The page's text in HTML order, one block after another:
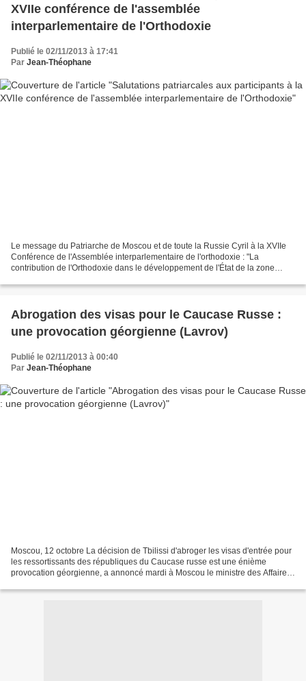
XVIIe conférence de l'assemblée
interparlementaire de l'Orthodoxie
Publié le 02/11/2013 à 17:41
Par Jean-Théophane
Le message du Patriarche de Moscou et de toute la Russie Cyril à la XVIIe
Conférence de l'Assemblée interparlementaire de l'orthodoxie : "La
contribution de l'Orthodoxie dans le développement de l'État de la zone
Abrogation des visas pour le Caucase Russe :
une provocation géorgienne (Lavrov)
Publié le 02/11/2013 à 00:40
Par Jean-Théophane
Moscou, 12 octobre La décision de Tbilissi d'abroger les visas d'entrée pour
les ressortissants des républiques du Caucase russe est une énième
provocation géorgienne, a annoncé mardi à Moscou le ministre des Affaires